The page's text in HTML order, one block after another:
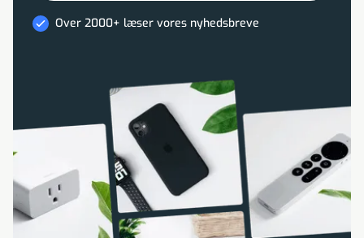
Over 2000+ læser vores nyhedsbreve